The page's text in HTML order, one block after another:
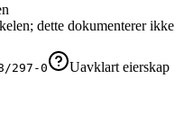
dette dokumenterer ikke
297-0
Uavklart eierskap